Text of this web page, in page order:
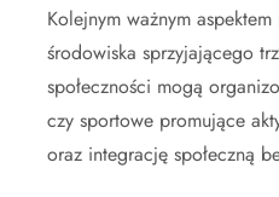
Kolejnym ważnym
środowiska sprzyjającego
społeczności mogą
czy sportowe promujące
oraz integrację społeczną